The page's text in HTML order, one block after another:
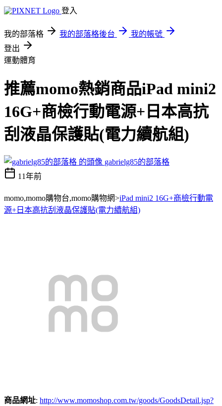
登入
我的部落格 我的部落格後台
我的帳號
登出
運動體育
推薦momo熱銷商品iPad mini2
16G+商檢行動電源+日本高抗
刮液晶保護貼(電力續航組)
gabrielg85的部落格
11年前
momo,momo購物台,momo購物網>iPad mini2 16G+商檢行動電
源+日本高抗刮液晶保護貼(電力續航組)
商品網址: http://www.momoshop.com.tw/goods/GoodsDetail.jsp?